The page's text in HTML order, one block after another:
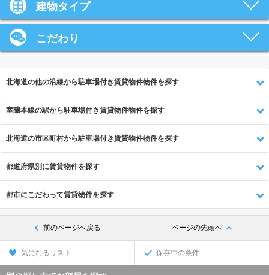
建物タイプ
こだわり
北海道の他の沿線から駐車場付き賃貸物件物件を探す
室蘭本線の駅から駐車場付き賃貸物件物件を探す
北海道の市区町村から駐車場付き賃貸物件物件を探す
都道府県別に賃貸物件を探す
都市にこだわって賃貸物件を探す
前のページへ戻る ページの先頭へ
気になるリスト 保存中の条件